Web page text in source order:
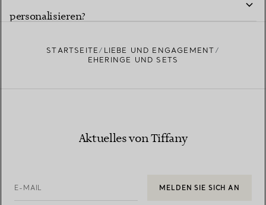
personalisieren?
STARTSEITE
LIEBE UND ENGAGEMENT
EHERINGE UND SETS
Aktuelles von Tiffany
E-MAIL MELDEN SIE SICH AN